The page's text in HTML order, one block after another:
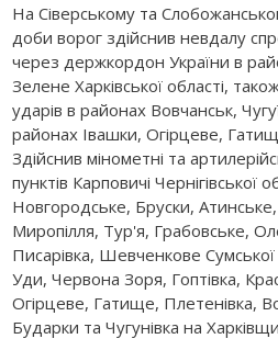
На Сіверському та
доби ворог здійснив невдалу
через держкордон України в
Зелене Харківської області,
ударів в районах Вовчанськ,
районах Івашки, Огірцеве,
Здійснив мінометні та
пунктів Карповичі Чернігівської
Новгородське, Бруски,
Миропілля, Тур'я, Грабовське,
Писарівка, Шевченкове
Уди, Червона Зоря, Гоптівка,
Огірцеве, Гатище, Плетенівка,
Бударки та Чугунівка на